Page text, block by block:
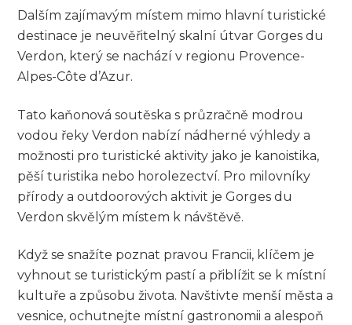
Dalším zajímavým místem mimo hlavní turistické
destinace je neuvěřitelný skalní útvar Gorges du
Verdon, který se nachází v regionu Provence-
Alpes-Côte d’Azur.
Tato kaňonová soutěska s průzračně modrou
vodou řeky Verdon nabízí nádherné výhledy a
možnosti pro turistické aktivity jako je kanoistika,
pěší turistika nebo horolezectví. Pro milovníky
přírody a outdoorových aktivit je Gorges du
Verdon skvělým místem k návštěvě.
Když se snažíte poznat pravou Francii, klíčem je
vyhnout se turistickým pastí a přiblížit se k místní
kultuře a způsobu života. Navštivte menší města a
vesnice, ochutnejte místní gastronomii a alespoň